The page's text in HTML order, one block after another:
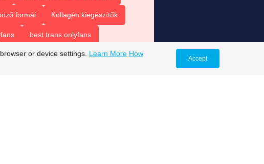
formái Kollagén kiegészítők
best trans onlyfans
couples trans onlyfans accounts
or device settings. Learn More How
Accept